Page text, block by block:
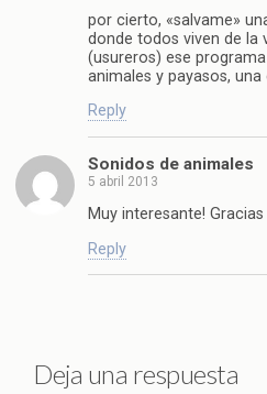
por cierto, «salvame»
donde todos viven de la
(usureros) ese
animales y payasos,
Reply
Sonidos de animales
5 abril 2013
Muy interesante!
Reply
Deja una respuesta